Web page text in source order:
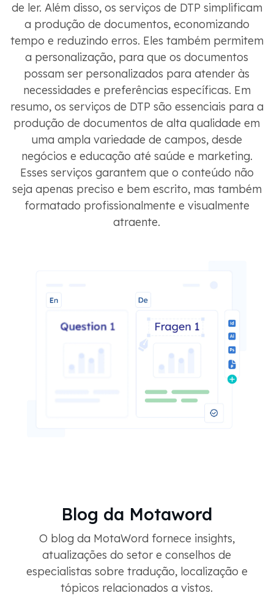
de ler. Além disso, os serviços de DTP simplificam
a produção de documentos, economizando
tempo e reduzindo erros. Eles também permitem
a personalização, para que os documentos
possam ser personalizados para atender às
necessidades e preferências específicas. Em
resumo, os serviços de DTP são essenciais para a
produção de documentos de alta qualidade em
uma ampla variedade de campos, desde
negócios e educação até saúde e marketing.
Esses serviços garantem que o conteúdo não
seja apenas preciso e bem escrito, mas também
formatado profissionalmente e visualmente
atraente.
Blog da Motaword
O blog da MotaWord fornece insights,
atualizações do setor e conselhos de
especialistas sobre tradução, localização e
tópicos relacionados a vistos.